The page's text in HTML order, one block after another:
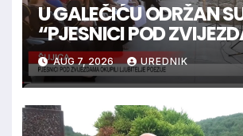
U GALEČIĆU ODRŽAN
“PJESNICI POD
AUG 7, 2026 UREDNIK